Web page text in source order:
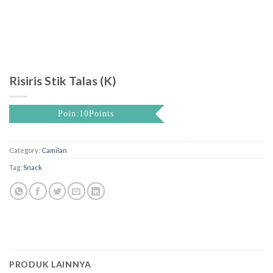
Risiris Stik Talas (K)
Poin:10Points
Category: Camilan
Tag: Snack
PRODUK LAINNYA